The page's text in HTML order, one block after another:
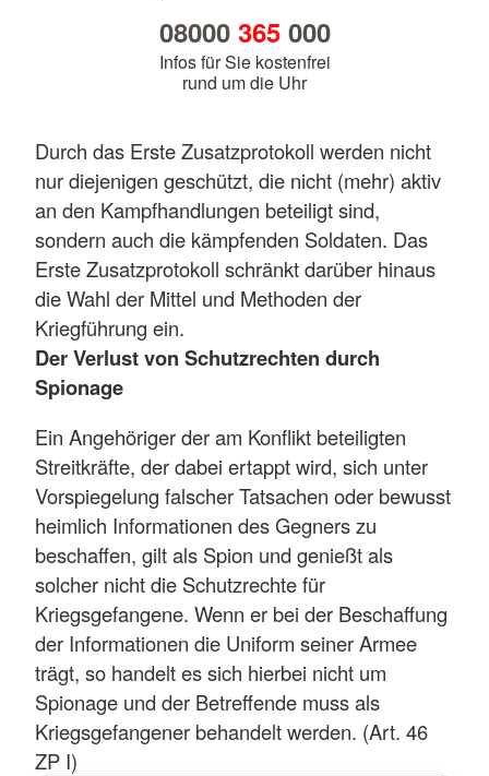
08000 365000
Infos für Sie kostenfrei
rund um die Uhr
Durch das Erste Zusatzprotokoll werden nicht
nur diejenigen geschützt, die nicht (mehr) aktiv
an den Kampfhandlungen beteiligt sind,
sondern auch die kämpfenden Soldaten. Das
Erste Zusatzprotokoll schränkt darüber hinaus
die Wahl der Mittel und Methoden der
Kriegführung ein.
Der Verlust von Schutzrechten durch
Spionage
Ein Angehöriger der am Konflikt beteiligten
Streitkräfte, der dabei ertappt wird, sich unter
Vorspiegelung falscher Tatsachen oder bewusst
heimlich Informationen des Gegners zu
beschaffen, gilt als Spion und genießt als
solcher nicht die Schutzrechte für
Kriegsgefangene. Wenn er bei der Beschaffung
der Informationen die Uniform seiner Armee
trägt, so handelt es sich hierbei nicht um
Spionage und der Betreffende muss als
Kriegsgefangener behandelt werden. (Art. 46
ZP I)